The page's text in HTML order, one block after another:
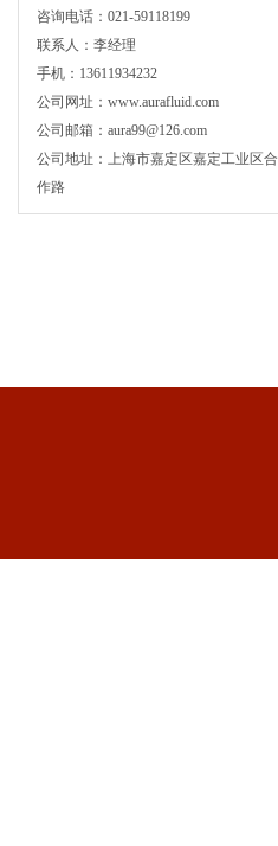
咨询电话：021-59118199
联系人：李经理
手机：13611934232
公司网址：www.aurafluid.com
公司邮箱：aura99@126.com
公司地址：上海市嘉定区嘉定工业区合
作路